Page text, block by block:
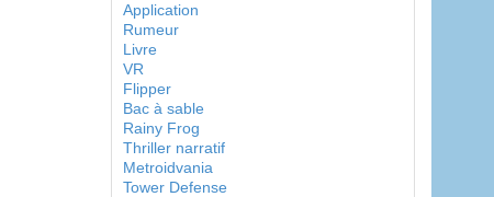
Application
Rumeur
Livre
VR
Flipper
Bac à sable
Rainy Frog
Thriller narratif
Metroidvania
Tower Defense